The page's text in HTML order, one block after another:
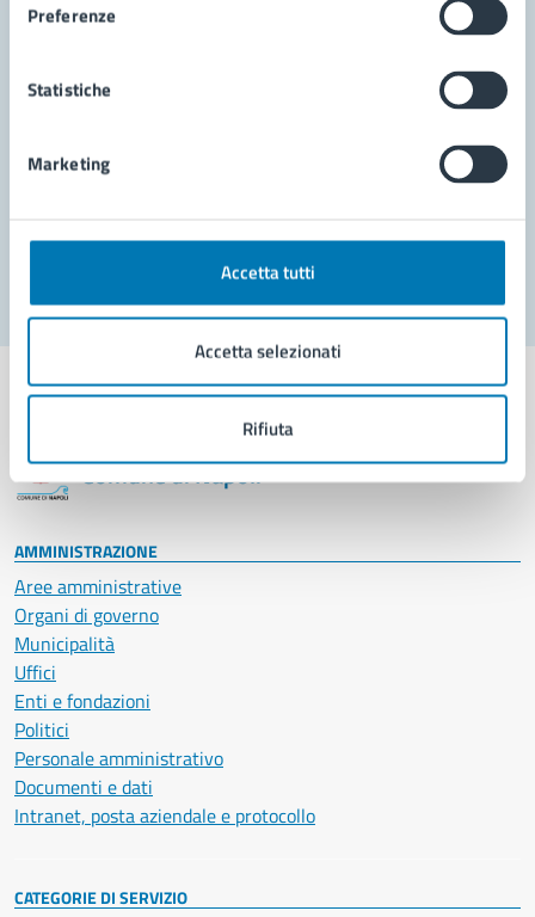
Preferenze
Statistiche
Marketing
Accetta tutti
Accetta selezionati
Rifiuta
Richiedi assistenza
Segnala disservizio
Comune di Napoli
AMMINISTRAZIONE
Aree amministrative
Organi di governo
Municipalità
Uffici
Enti e fondazioni
Politici
Personale amministrativo
Documenti e dati
Intranet, posta aziendale e protocollo
CATEGORIE DI SERVIZIO